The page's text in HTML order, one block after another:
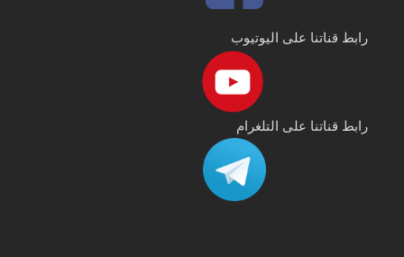
رابط قناتنا على اليوتيوب
رابط قناتنا على التلغرام